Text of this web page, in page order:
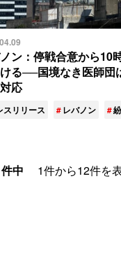
ン：停戦合意から10
る──国境なき医師団
応
スリリース レバノン
中 1件から12件を